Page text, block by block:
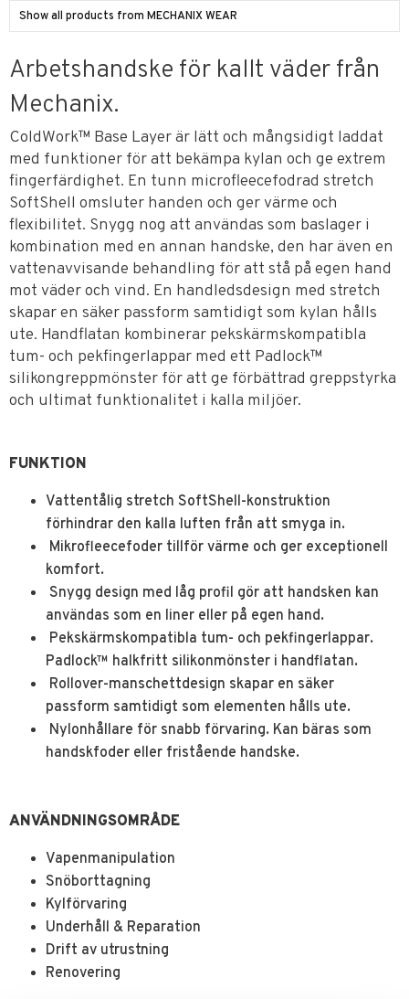
Show all products from MECHANIX WEAR
Arbetshandske för kallt väder från
Mechanix.
ColdWork™ Base Layer är lätt och mångsidigt laddat
med funktioner för att bekämpa kylan och ge extrem
fingerfärdighet. En tunn microfleecefodrad stretch
SoftShell omsluter handen och ger värme och
flexibilitet. Snygg nog att användas som baslager i
kombination med en annan handske, den har även en
vattenavvisande behandling för att stå på egen hand
mot väder och vind. En handledsdesign med stretch
skapar en säker passform samtidigt som kylan hålls
ute. Handflatan kombinerar pekskärmskompatibla
tum- och pekfingerlappar med ett Padlock™
silikongreppmönster för att ge förbättrad greppstyrka
och ultimat funktionalitet i kalla miljöer.
FUNKTION
Vattentålig stretch SoftShell-konstruktion
förhindrar den kalla luften från att smyga in.
Mikrofleecefoder tillför värme och ger exceptionell
komfort.
Snygg design med låg profil gör att handsken kan
användas som en liner eller på egen hand.
Pekskärmskompatibla tum- och pekfingerlappar.
Padlock™ halkfritt silikonmönster i handflatan.
Rollover-manschettdesign skapar en säker
passform samtidigt som elementen hålls ute.
Nylonhållare för snabb förvaring. Kan bäras som
handskfoder eller fristående handske.
ANVÄNDNINGSOMRÅDE
Vapenmanipulation
Snöborttagning
Kylförvaring
Underhåll & Reparation
Drift av utrustning
Renovering